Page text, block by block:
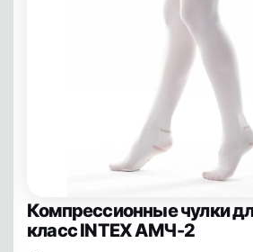
Компрессионные чулки
класс INTEX АМЧ-2